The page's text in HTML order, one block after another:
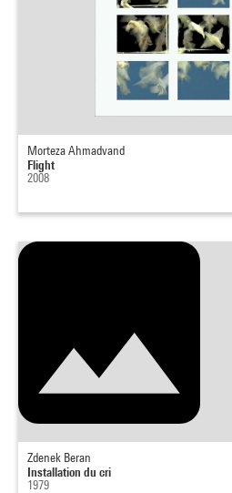
Morteza Ahmadvand
Flight
2008
Zdenek Beran
Installation du cri
1979